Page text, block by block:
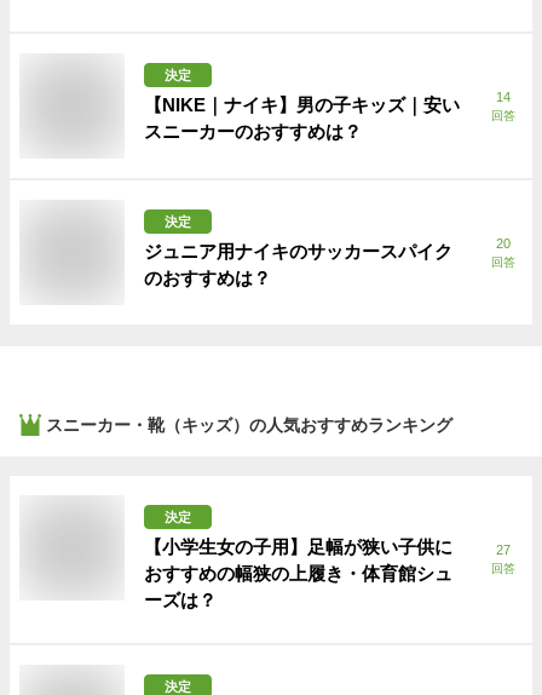
決定
【NIKE｜ナイキ】男の子キッズ｜安い
スニーカーのおすすめは？
14
回答
決定
ジュニア用ナイキのサッカースパイク
のおすすめは？
20
回答
スニーカー・靴（キッズ） の人気おすすめランキング
決定
【小学生女の子用】足幅が狭い子供に
おすすめの幅狭の上履き・体育館シュ
ーズは？
27
回答
決定